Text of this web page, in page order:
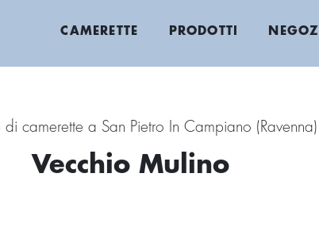
CAMERETTE PRODOTTI NEGOZI
camerette a San Pietro In Campiano (Ravenna)
Vecchio Mulino